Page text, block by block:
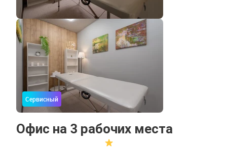
Сервисный
Офис на 3 рабочих места